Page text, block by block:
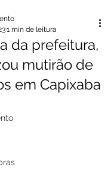
da prefeitura,
mutirão de
em Capixaba
1 min de leitura